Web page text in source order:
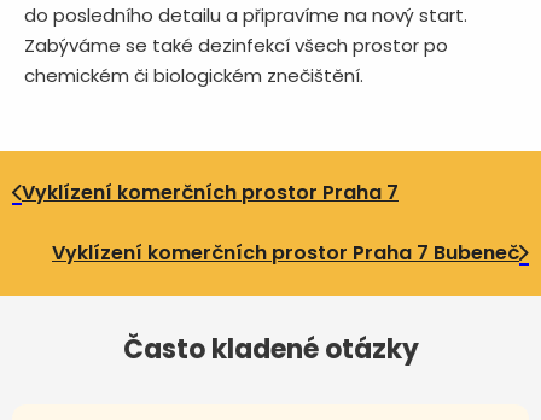
do posledního detailu a připravíme na nový start.
Zabýváme se také dezinfekcí všech prostor po
chemickém či biologickém znečištění.
Vyklízení komerčních prostor Praha 7
Vyklízení komerčních prostor Praha 7 Bubeneč
Často kladené otázky